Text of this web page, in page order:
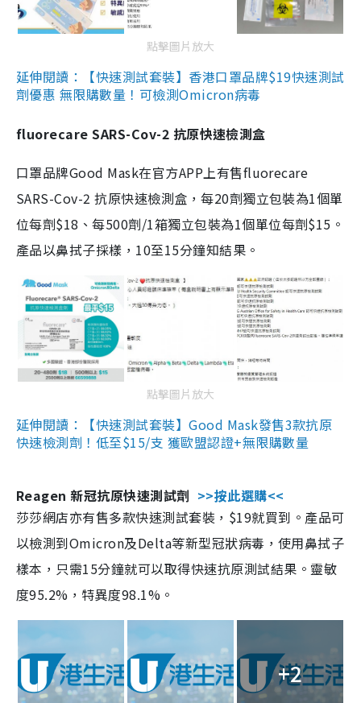
點擊圖片放大
延伸閱讀：【快速測試套裝】香港口罩品牌$19快速測試
劑優惠 無限購數量！可檢測Omicron病毒
fluorecare SARS-Cov-2 抗原快速檢測盒
口罩品牌Good Mask在官方APP上有售fluorecare
SARS-Cov-2 抗原快速檢測盒，每20劑獨立包裝為1個單
位每劑$18、每500劑/1箱獨立包裝為1個單位每劑$15。
產品以鼻拭子採樣，10至15分鐘知結果。
點擊圖片放大
延伸閱讀：【快速測試套裝】Good Mask發售3款抗原
快速檢測劑！低至$15/支 獲歐盟認證+無限購數量
Reagen 新冠抗原快速測試劑 >>按此選購<<
莎莎網店亦有售多款快速測試套裝，$19就買到。產品可
以檢測到Omicron及Delta等新型冠狀病毒，使用鼻拭子
樣本，只需15分鐘就可以取得快速抗原測試結果。靈敏
度95.2%，特異度98.1%。
+2